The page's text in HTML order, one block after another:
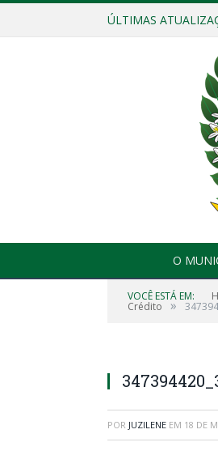
ÚLTIMAS
O
VOCÊ ESTÁ EM:
Crédito »
POR JUZILENE EM 18 DE